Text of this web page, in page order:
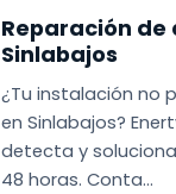
Reparación de
Sinlabajos
¿Tu instalación no
en Sinlabajos?
detecta y
48 horas. Conta…